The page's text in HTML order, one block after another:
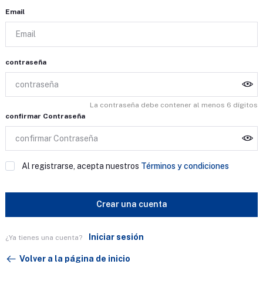
Email
contraseña
La contraseña debe contener al menos 6 dígitos
confirmar Contraseña
Al registrarse, acepta nuestros Términos y condiciones
Crear una cuenta
¿Ya tienes una cuenta? Iniciar sesión
Volver a la página de inicio